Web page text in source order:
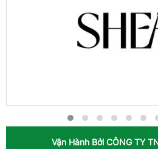
Vận Hành Bởi CÔNG TY